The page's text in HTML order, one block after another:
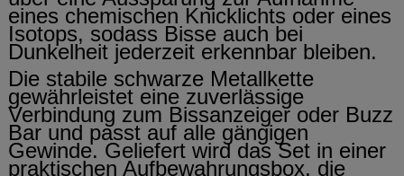
eines chemischen Knicklichts oder eines
Isotops, sodass Bisse auch bei
Dunkelheit jederzeit erkennbar bleiben.
Die stabile schwarze Metallkette
gewährleistet eine zuverlässige
Verbindung zum Bissanzeiger oder Buzz
Bar und passt auf alle gängigen
Gewinde. Geliefert wird das Set in einer
praktischen Aufbewahrungsbox, die